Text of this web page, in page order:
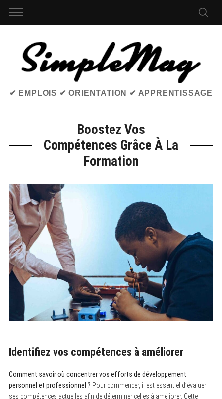
✔ EMPLOIS ✔ ORIENTATION ✔ APPRENTISSAGE
Boostez Vos
Compétences Grâce À La
Formation
Identifiez vos compétences à améliorer
Comment savoir où concentrer vos efforts de développement
personnel et professionnel ? Pour commencer, il est essentiel d’évaluer
ses compétences actuelles afin de déterminer celles à améliorer. Cette